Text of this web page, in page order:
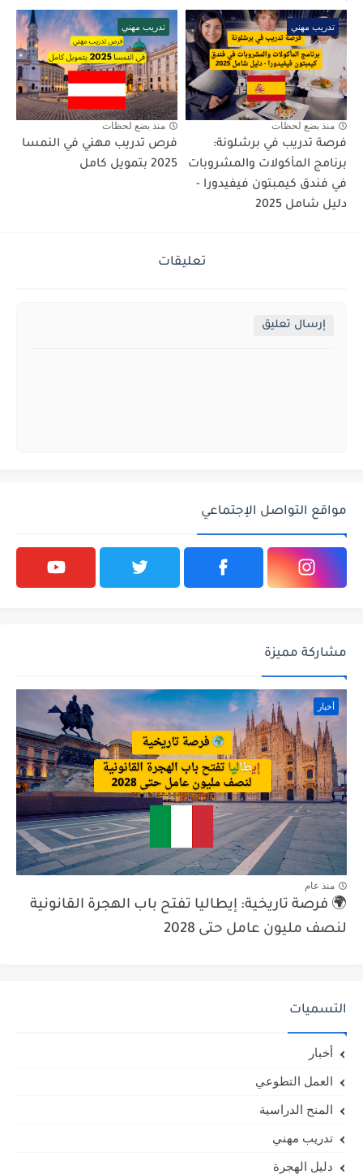
تدريب مهني
منذ بضع لحظات
فرصة تدريب في برشلونة:
برنامج المأكولات والمشروبات
في فندق كيمبتون فيفيدورا -
دليل شامل 2025
تدريب مهني
منذ بضع لحظات
فرص تدريب مهني في النمسا
2025 بتمويل كامل
تعليقات
إرسال تعليق
مواقع التواصل الإجتماعي
مشاركة مميزة
أخبار
منذ عام
🌍 فرصة تاريخية: إيطاليا تفتح باب الهجرة القانونية
لنصف مليون عامل حتى 2028
التسميات
أخبار
العمل التطوعي
المنح الدراسية
تدريب مهني
دليل الهجرة